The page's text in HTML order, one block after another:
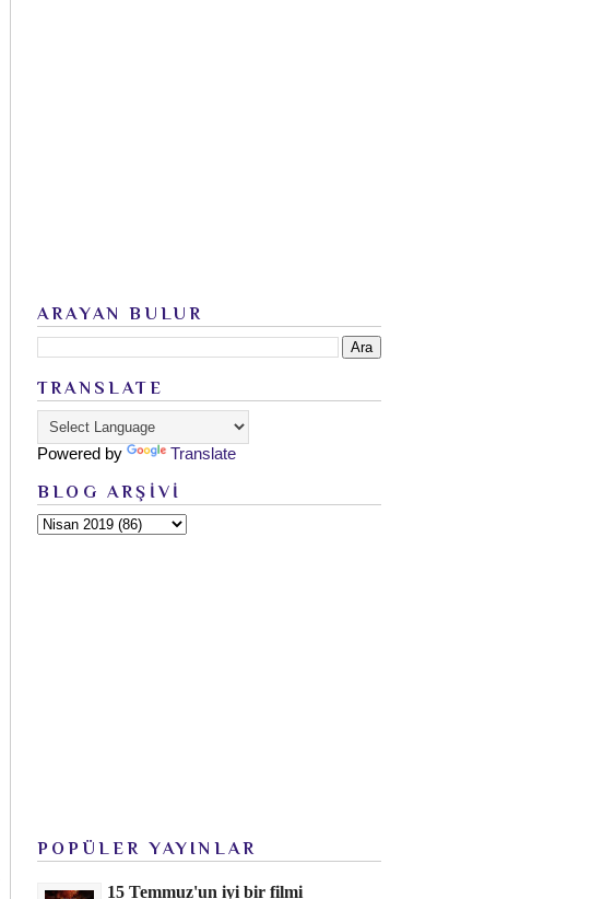
ARAYAN BULUR
TRANSLATE
Powered by Translate
BLOG ARŞİVİ
POPÜLER YAYINLAR
15 Temmuz'un iyi bir filmi